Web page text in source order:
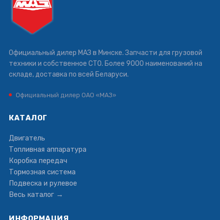
Официальный дилер МАЗ в Минске. Запчасти для грузовой
техники и собственное СТО. Более 9000 наименований на
складе, доставка по всей Беларуси.
Официальный дилер ОАО «МАЗ»
КАТАЛОГ
Двигатель
Топливная аппаратура
Коробка передач
Тормозная система
Подвеска и рулевое
Весь каталог →